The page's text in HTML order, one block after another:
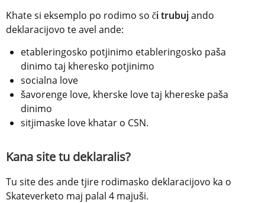
Khate si eksemplo po rodimo so či trubuj ando
deklaracijovo te avel ande:
etableringosko potjinimo etableringosko paša
dinimo taj kheresko potjinimo
socialna love
šavorenge love, kherske love taj khereske paša
dinimo
sitjimaske love khatar o CSN.
Kana site tu deklaralis?
Tu site des ande tjire rodimasko deklaracijovo ka o
Skateverketo maj palal 4 majuši.